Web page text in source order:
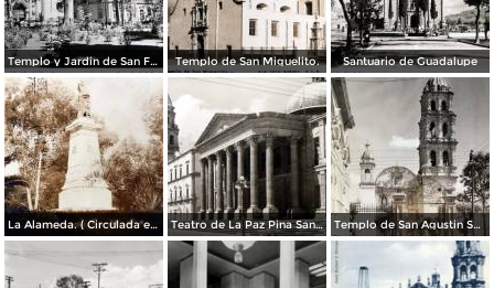
Templo y Jardin de San Francisco. Templo de San Miguelito. Santuario de Guadalupe
La Alameda. ( Circulada el 11 de Septiembre de 1923 ). Teatro de La Paz Pina San Luis Potosí. Templo de San Agustin San Luis Potosí